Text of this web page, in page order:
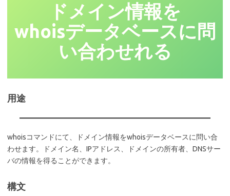
ドメイン情報を
whoisデータベースに問
い合わせれる
用途
whoisコマンドにて、ドメイン情報をwhoisデータベースに問い合
わせます。ドメイン名、IPアドレス、ドメインの所有者、DNSサー
バの情報を得ることができます。
構文